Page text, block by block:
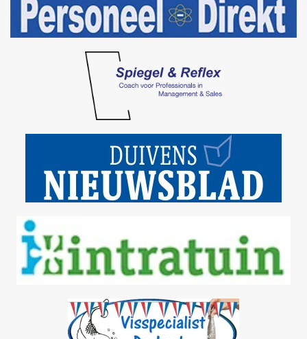
Bezoek site
Bezoek site
Bezoek site
Bezoek site
Bezoek site